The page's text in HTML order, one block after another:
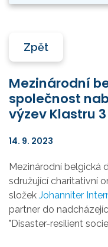
Zpět
Mezinárodní
společnost
výzev Klastru 3
14. 9. 2023
Mezinárodní belgická
sdružující charitativní
složek Johanniter
partner do
"Disaster-resilient